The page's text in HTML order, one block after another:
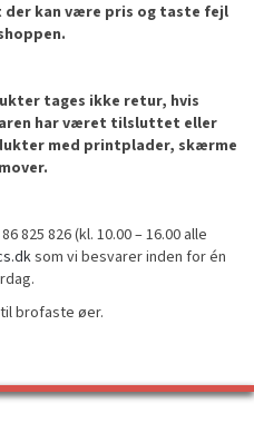
der kan være pris og taste fejl
tages ikke retur, hvis
har været tilsluttet eller
med printplader, skærme
825 826 (kl. 10.00 – 16.00 alle
som vi besvarer inden for én
brofaste øer.